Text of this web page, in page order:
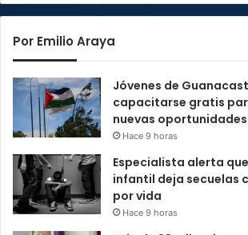
Por Emilio Araya
Jóvenes de
capacitarse gratis
nuevas
Hace 9 horas
Especialista alerta
infantil deja secuelas
por vida
Hace 9 horas